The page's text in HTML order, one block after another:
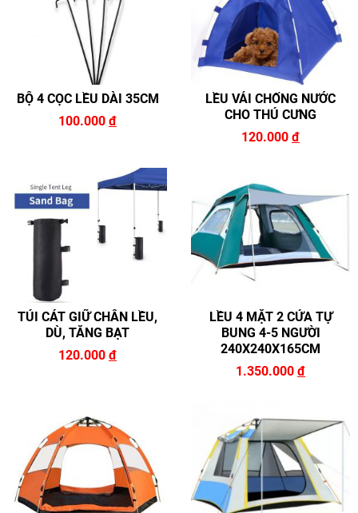
BỘ 4 CỌC LỀU DÀI 35CM
100.000 đ
LỀU VẢI CHỐNG NƯỚC
CHO THÚ CƯNG
120.000 đ
TÚI CÁT GIỮ CHÂN LỀU,
DÙ, TĂNG BẠT
120.000 đ
LỀU 4 MẶT 2 CỬA TỰ
BUNG 4-5 NGƯỜI
240X240X165CM
1.350.000 đ